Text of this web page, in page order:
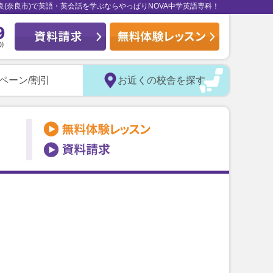
(奈良市)で英語・英会話を学ぶならやっぱりNOVA中学英語専科！
ーン/割引 お近くの校舎を探す